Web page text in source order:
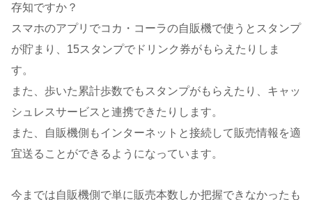
存知ですか？
スマホのアプリでコカ・コーラの自販機で使うとスタンプ
が貯まり、15スタンプでドリンク券がもらえたりしま
す。
また、歩いた累計歩数でもスタンプがもらえたり、キャッ
シュレスサービスと連携できたりします。
また、自販機側もインターネットと接続して販売情報を適
宜送ることができるようになっています。
今までは自販機側で単に販売本数しか把握できなかったも